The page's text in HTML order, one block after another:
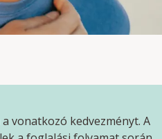
vonatkozó kedvezményt. A